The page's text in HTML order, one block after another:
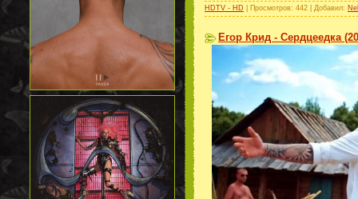
HDTV - HD | Просмотров: 442 | Добавил:
Егор Крид - Сердцеедка